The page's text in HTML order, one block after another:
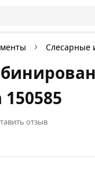
Слесарные
отзыв